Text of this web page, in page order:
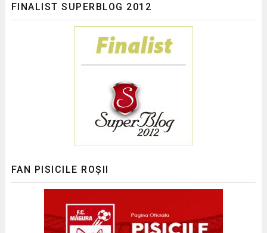
FINALIST SUPERBLOG 2012
FAN PISICILE ROȘII